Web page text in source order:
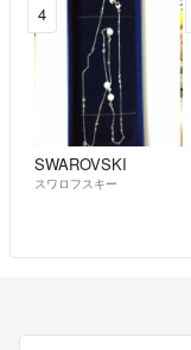
4
SWAROVSKI
スワロフスキー